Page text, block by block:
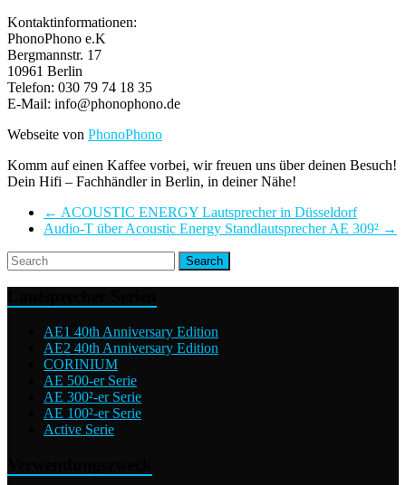
Kontaktinformationen:
PhonoPhono e.K
Bergmannstr. 17
10961 Berlin
Telefon: 030 79 74 18 35
E-Mail: info@phonophono.de
Webseite von PhonoPhono
Komm auf einen Kaffee vorbei, wir freuen uns über deinen Besuch!
Dein Hifi – Fachhändler in Berlin, in deiner Nähe!
← ACOUSTIC ENERGY Lautsprecher in Düsseldorf
Audio-T über Acoustic Energy Standlautsprecher AE 309² →
AE1 40th Anniversary Edition
AE2 40th Anniversary Edition
CORINIUM
AE 500-er Serie
AE 300²-er Serie
AE 100²-er Serie
Active Serie